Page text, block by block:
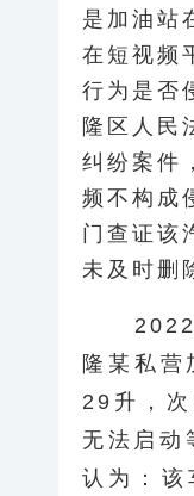
是加油站
在短视频
行为是否
隆区人民
纠纷案件
频不构成
门查证该
未及时删
2022
隆某私营
29升，次
无法启动
认为：该